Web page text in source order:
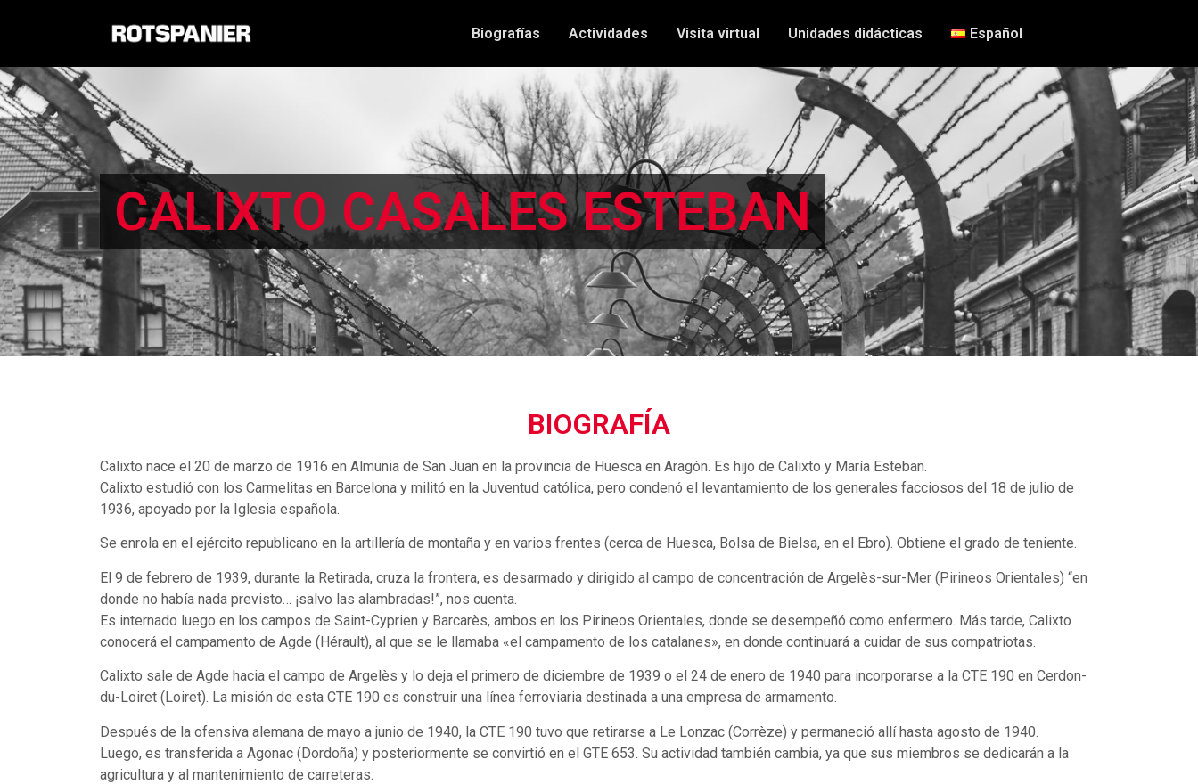
Biografías Actividades Visita virtual Unidades didácticas Español
CALIXTO CASALES ESTEBAN
BIOGRAFÍA
Calixto nace el 20 de marzo de 1916 en Almunia de San Juan en la provincia de Huesca en Aragón. Es hijo de Calixto y María Esteban.
Calixto estudió con los Carmelitas en Barcelona y militó en la Juventud católica, pero condenó el levantamiento de los generales facciosos del 18 de julio de
1936, apoyado por la Iglesia española.
Se enrola en el ejército republicano en la artillería de montaña y en varios frentes (cerca de Huesca, Bolsa de Bielsa, en el Ebro). Obtiene el grado de teniente.
El 9 de febrero de 1939, durante la Retirada, cruza la frontera, es desarmado y dirigido al campo de concentración de Argelès-sur-Mer (Pirineos Orientales) “en
donde no había nada previsto… ¡salvo las alambradas!”, nos cuenta.
Es internado luego en los campos de Saint-Cyprien y Barcarès, ambos en los Pirineos Orientales, donde se desempeñó como enfermero. Más tarde, Calixto
conocerá el campamento de Agde (Hérault), al que se le llamaba «el campamento de los catalanes», en donde continuará a cuidar de sus compatriotas.
Calixto sale de Agde hacia el campo de Argelès y lo deja el primero de diciembre de 1939 o el 24 de enero de 1940 para incorporarse a la CTE 190 en Cerdon-
du-Loiret (Loiret). La misión de esta CTE 190 es construir una línea ferroviaria destinada a una empresa de armamento.
Después de la ofensiva alemana de mayo a junio de 1940, la CTE 190 tuvo que retirarse a Le Lonzac (Corrèze) y permaneció allí hasta agosto de 1940.
Luego, es transferida a Agonac (Dordoña) y posteriormente se convirtió en el GTE 653. Su actividad también cambia, ya que sus miembros se dedicarán a la
agricultura y al mantenimiento de carreteras.